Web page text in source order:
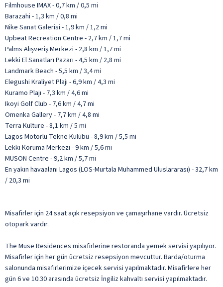
Filmhouse IMAX - 0,7 km / 0,5 mi
Barazahi - 1,3 km / 0,8 mi
Nike Sanat Galerisi - 1,9 km / 1,2 mi
Upbeat Recreation Centre - 2,7 km / 1,7 mi
Palms Alışveriş Merkezi - 2,8 km / 1,7 mi
Lekki El Sanatları Pazarı - 4,5 km / 2,8 mi
Landmark Beach - 5,5 km / 3,4 mi
Elegushi Kraliyet Plajı - 6,9 km / 4,3 mi
Kuramo Plajı - 7,3 km / 4,6 mi
Ikoyi Golf Club - 7,6 km / 4,7 mi
Omenka Gallery - 7,7 km / 4,8 mi
Terra Kulture - 8,1 km / 5 mi
Lagos Motorlu Tekne Kulübü - 8,9 km / 5,5 mi
Lekki Koruma Merkezi - 9 km / 5,6 mi
MUSON Centre - 9,2 km / 5,7 mi
En yakın havaalanı Lagos (LOS-Murtala Muhammed Uluslararası) - 32,7 km
/ 20,3 mi
Misafirler için 24 saat açık resepsiyon ve çamaşırhane vardır. Ücretsiz
otopark vardır.
The Muse Residences misafirlerine restoranda yemek servisi yapılıyor.
Misafirler için her gün ücretsiz resepsiyon mevcuttur. Barda/oturma
salonunda misafirlerimize içecek servisi yapılmaktadır. Misafirlere her
gün 6 ve 10.30 arasında ücretsiz İngiliz kahvaltı servisi yapılmaktadır.